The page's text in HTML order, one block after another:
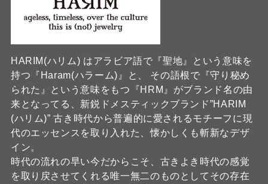
HARIM(ハリム) はアラビア語で『聖地』という意味を
持つ『Haram(ハラーム)』と、 その語根で『守り秘め
られた』という意味をもつ『HRM』がブランド名の由
来となってる、新鋭ドメスティックブランド”HARIM
(ハリム)” 古き時代から普遍的に愛されるモチーフに現
代のエッセンスを取り入れた、懐かしくも斬新なデザ
イン。
時代の流れの早い今だからこそ、古きよき時代の感覚
を取り戻させてくれる唯一無二のものとしてその存在